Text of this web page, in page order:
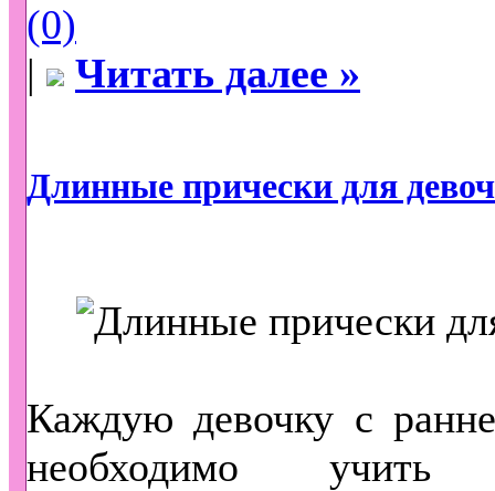
(0)
|
Читать далее »
Длинные прически для
Каждую девочку с
необходимо учить